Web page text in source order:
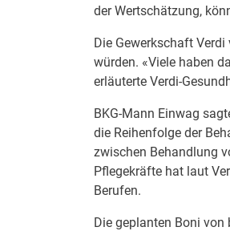
der Wertschätzung,
Die Gewerkschaft
würden. «Viele haben
erläuterte Verdi-
BKG-Mann Einwag
die Reihenfolge der
zwischen Behandlung
Pflegekräfte hat laut
Berufen.
Die geplanten Boni